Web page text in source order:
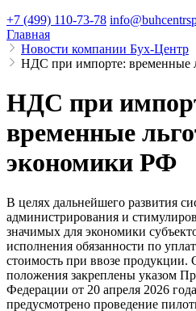
+7 (499) 110-73-78
Главная
Новости компании Бух-Центр
НДС при импорте: временные
НДС при
временные
экономики РФ
В целях дальнейшего развития
администрирования и
значимых для экономики
исполнения обязанности по
стоимость при ввозе продукции.
положения закреплены указом
Федерации от 20 апреля 2026
предусмотрено проведение